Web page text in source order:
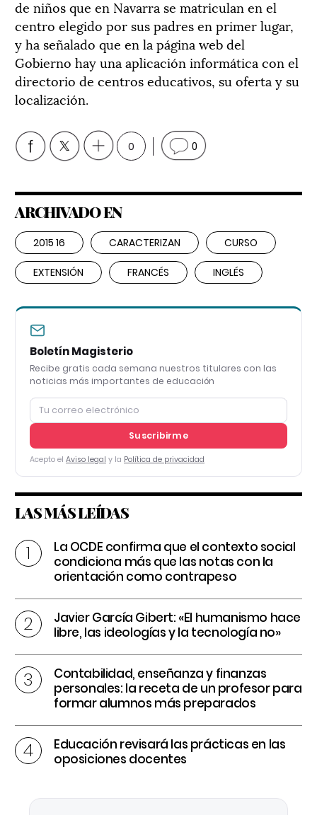
de niños que en Navarra se matriculan en el
centro elegido por sus padres en primer lugar,
y ha señalado que en la página web del
Gobierno hay una aplicación informática con el
directorio de centros educativos, su oferta y su
localización.
0 0
ARCHIVADO EN
2015 16 CARACTERIZAN CURSO
EXTENSIÓN FRANCÉS INGLÉS
Boletín Magisterio
Recibe gratis cada semana nuestros titulares con las
noticias más importantes de educación
Suscribirme
Acepto el Aviso legal y la Política de privacidad
LAS MÁS LEÍDAS
La OCDE confirma que el contexto social
condiciona más que las notas con la
orientación como contrapeso
Javier García Gibert: «El humanismo hace
libre, las ideologías y la tecnología no»
Contabilidad, enseñanza y finanzas
personales: la receta de un profesor para
formar alumnos más preparados
Educación revisará las prácticas en las
oposiciones docentes